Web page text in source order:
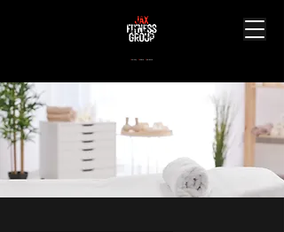
Journey. Achieve. Xperience.